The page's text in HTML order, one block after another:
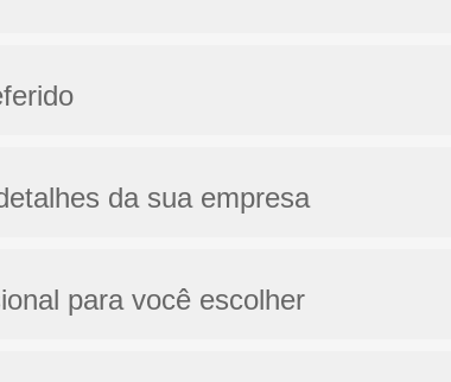
da sua empresa
para você escolher